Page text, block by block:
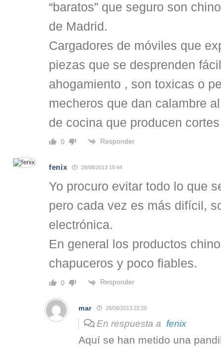
“baratos” que seguro son
de Madrid.
Cargadores de móviles que
piezas que se desprenden
ahogamiento , son toxicas o
mecheros que dan calambre
de cocina que producen
0 Responder
fenix 28/08/2013 15:44
Yo procuro evitar todo lo que
pero cada vez es más difícil,
electrónica.
En general los productos
chapuceros y poco fiables.
0 Responder
mar 28/08/2013 22:25
En respuesta a fenix
Aquí se han metido una